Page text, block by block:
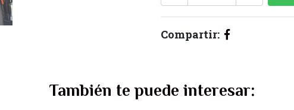
Compartir:
También te puede interesar: